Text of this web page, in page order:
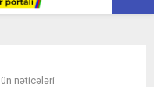
nəticələri